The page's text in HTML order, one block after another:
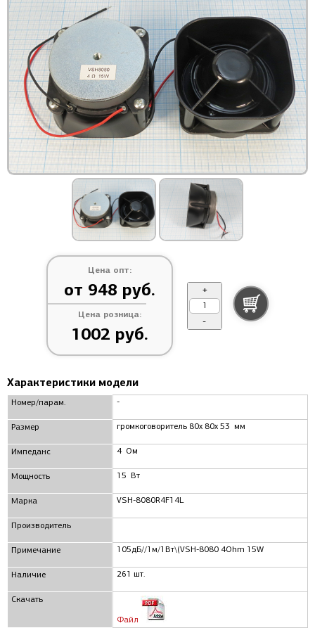
Цена опт:
от 948 руб.
Цена розница:
1002 руб.
+
-
Характеристики модели
Номер/парам.
Размер
Импеданс
Мощность
Марка
Производитель
Примечание
Наличие
Скачать
-
громкоговоритель 80x 80x 53 мм
4 Ом
15 Вт
VSH-8080R4F14L
105дБ//1м/1Вт\(VSH-8080 4Ohm 15W
261 шт.
Файл